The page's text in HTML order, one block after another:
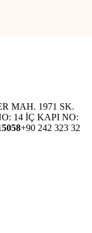
MAH. 1971 SK.
14 İÇ KAPI NO:
+90 242 323 32